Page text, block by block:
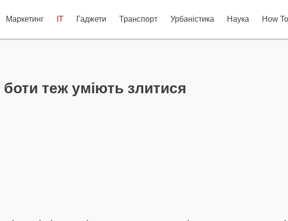
Маркетинг IT Гаджети Транспорт Урбаністика Наука How To
теж уміють злитися